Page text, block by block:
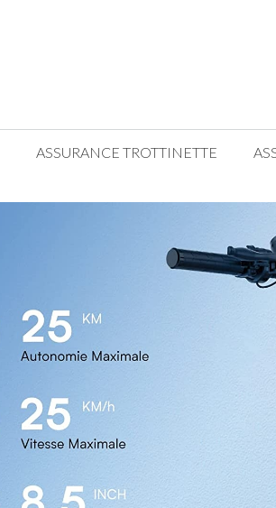
ASSURANCE TROTTINETTE